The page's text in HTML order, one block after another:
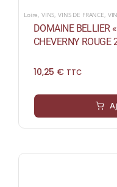
Loire VINS ,VINS DE FRANCE
DOMAINE BELLIER
CHEVERNY
10,25 € TTC